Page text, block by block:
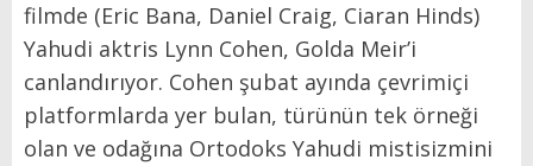
filmde (Eric Bana, Daniel Craig, Ciaran Hinds)
Yahudi aktris Lynn Cohen, Golda Meir’i
canlandırıyor. Cohen şubat ayında çevrimiçi
platformlarda yer bulan, türünün tek örneği
olan ve odağına Ortodoks Yahudi mistisizmini